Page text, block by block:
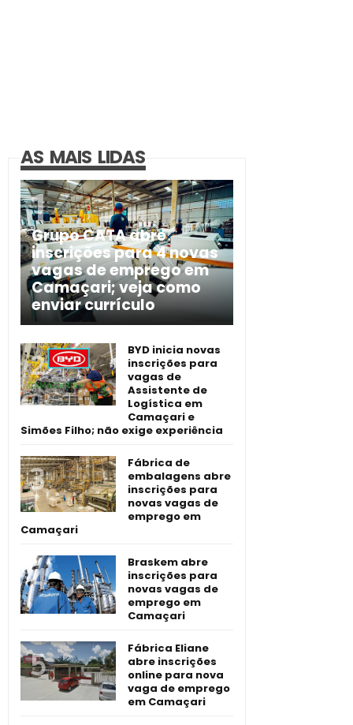
AS MAIS LIDAS
Grupo CATA abre
inscrições para 4 novas
vagas de emprego em
Camaçari; veja como
enviar currículo
BYD inicia novas
inscrições para
vagas de
Assistente de
Logística em
Camaçari e
Simões Filho; não exige experiência
Fábrica de
embalagens abre
inscrições para
novas vagas de
emprego em
Camaçari
Braskem abre
inscrições para
novas vagas de
emprego em
Camaçari
Fábrica Eliane
abre inscrições
online para nova
vaga de emprego
em Camaçari